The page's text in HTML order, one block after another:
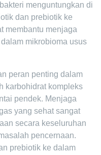
menguntungkan di
dan prebiotik ke
membantu menjaga
mikrobioma usus
peran penting dalam
karbohidrat kompleks
pendek. Menjaga
yang sehat sangat
secara keseluruhan
pencernaan.
prebiotik ke dalam